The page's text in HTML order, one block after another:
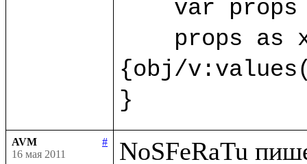
var props
props as
{obj/
}
AVM
#
16 мая 2011